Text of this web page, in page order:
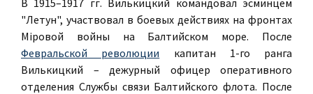
В 1915–1917 гг. Вилькицкий командовал эсминцем
"Летун", участвовал в боевых действиях на фронтах
Мiровой войны на Балтийском море. После
Февральской революции капитан 1-го ранга
Вилькицкий – дежурный офицер оперативного
отделения Службы связи Балтийского флота. После